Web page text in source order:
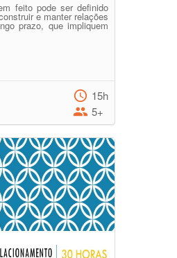
feito pode ser definido
e manter relações
prazo, que impliquem
15h
5+